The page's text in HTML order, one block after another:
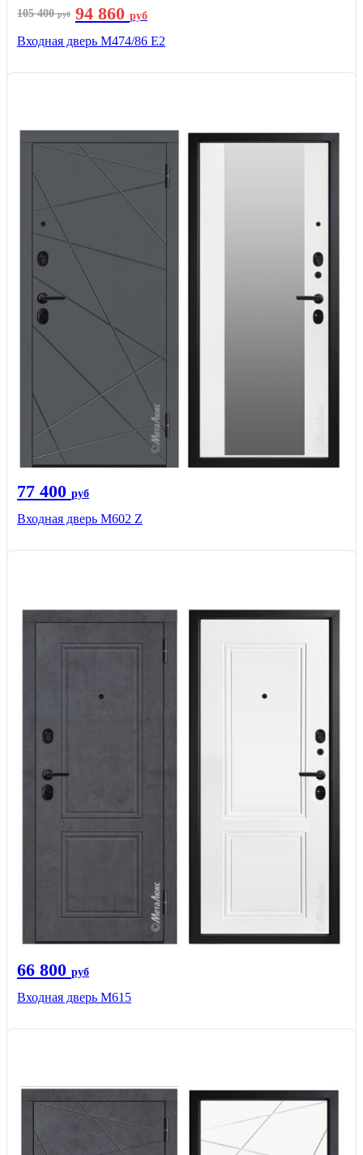
105 400руб 94 860 руб
Входная дверь М474/86 Е2
77 400 руб
Входная дверь М602 Z
66 800 руб
Входная дверь М615